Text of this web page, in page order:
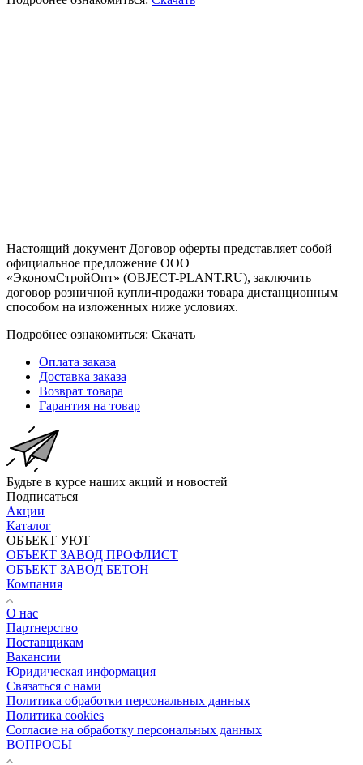
Настоящий документ Договор оферты представляет собой
официальное предложение ООО
«ЭкономСтройОпт» (OBJECT-PLANT.RU), заключить
договор розничной купли-продажи товара дистанционным
способом на изложенных ниже условиях.
Подробнее ознакомиться: Скачать
Оплата заказа
Доставка заказа
Возврат товара
Гарантия на товар
Будьте в курсе наших акций и новостей
Подписаться
Акции
Каталог
ОБЪЕКТ УЮТ
ОБЪЕКТ ЗАВОД ПРОФЛИСТ
ОБЪЕКТ ЗАВОД БЕТОН
Компания
О нас
Партнерство
Поставщикам
Вакансии
Юридическая информация
Связаться с нами
Политика обработки персональных данных
Политика cookies
Согласие на обработку персональных данных
ВОПРОСЫ